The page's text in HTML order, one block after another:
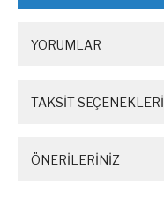
YORUMLAR
TAKSİT SEÇENEKLERİ
ÖNERİLERİNİZ